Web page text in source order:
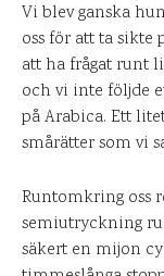
Vi blev ganska
oss för att ta
att ha frågat runt
och vi inte följde
på Arabica. Ett
smårätter som vi
Runtomkring oss
semiutryckning
säkert en mijon